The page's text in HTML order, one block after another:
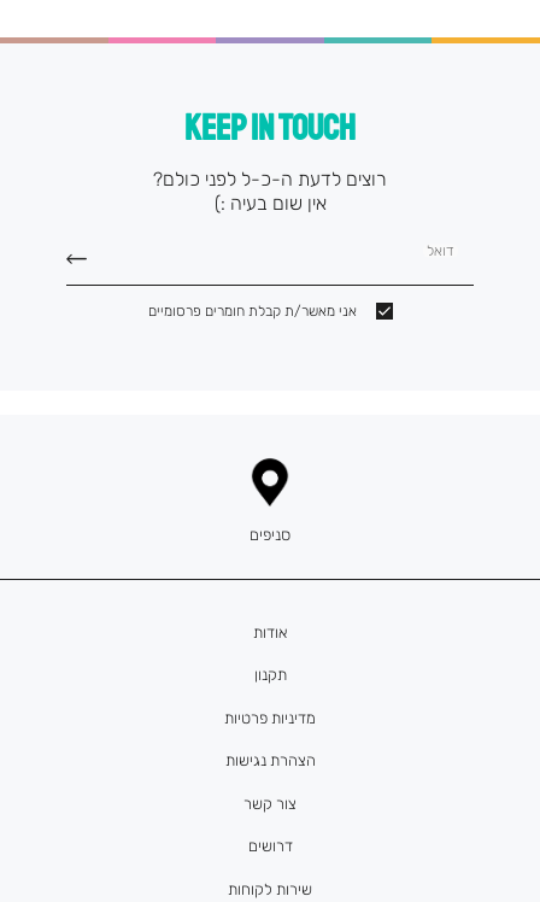
KEEP IN TOUCH
רוצים לדעת ה-כ-ל לפני כולם?
אין שום בעיה :)
דואל
אני מאשר/ת קבלת חומרים פרסומיים
אודות
תקנון
מדיניות פרטיות
הצהרת נגישות
צור קשר
דרושים
סניפים
שירות לקוחות